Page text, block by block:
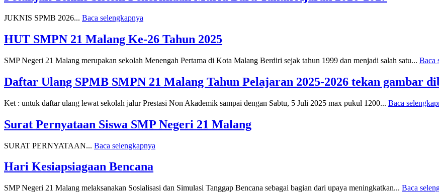
JUKNIS SPMB 2026... Baca selengkapnya
HUT SMPN 21 Malang Ke-26 Tahun 2025
SMP Negeri 21 Malang merupakan sekolah Menengah Pertama di Kota Malang Berdiri sejak tahun 1999 dan menjadi salah satu... Baca
Daftar Ulang SPMB SMPN 21 Malang Tahun Pelajaran 2025-2026 tekan gambar
Ket : untuk daftar ulang lewat sekolah jalur Prestasi Non Akademik sampai dengan Sabtu, 5 Juli 2025 max pukul 1200... Baca
Surat Pernyataan Siswa SMP Negeri 21 Malang
SURAT PERNYATAAN... Baca selengkapnya
Hari Kesiapsiagaan Bencana
SMP Negeri 21 Malang melaksanakan Sosialisasi dan Simulasi Tanggap Bencana sebagai bagian dari upaya meningkatkan... Baca